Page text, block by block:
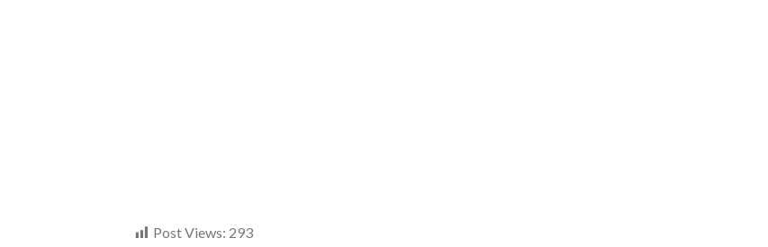
Post Views: 293